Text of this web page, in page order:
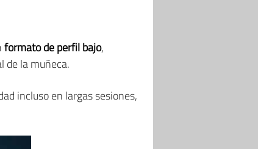
formato de perfil bajo,
de la muñeca.
incluso en largas sesiones,